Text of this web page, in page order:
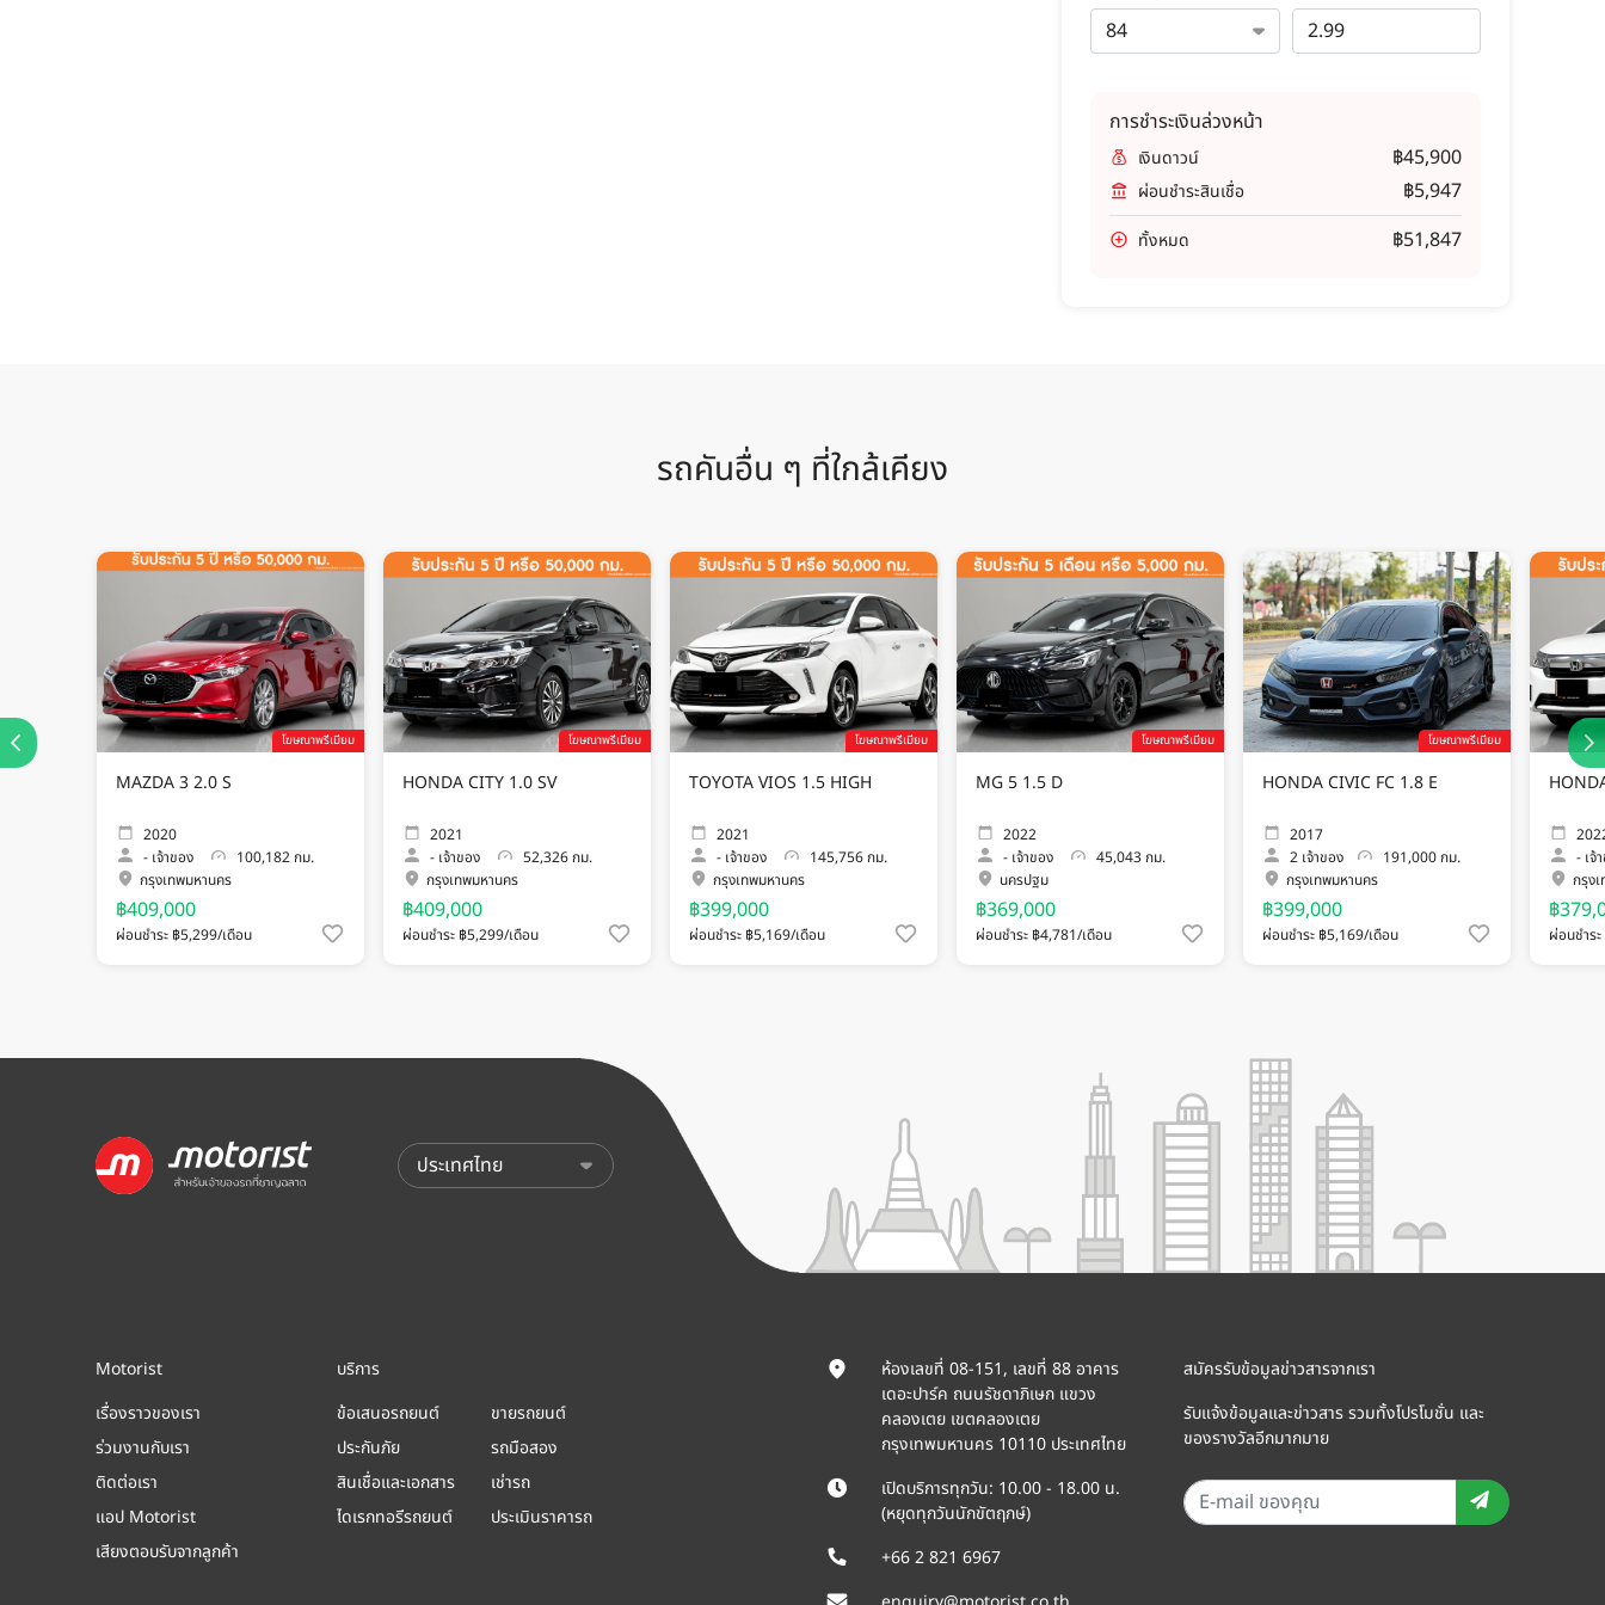
การชำระเงินล่วงหน้า
เงินดาวน์ ฿45,900
ผ่อนชำระสินเชื่อ ฿5,947
ทั้งหมด ฿51,847
รถคันอื่น ๆ ที่ใกล้เคียง
โฆษณาพรีเมียม
MAZDA 3 2.0 S
2020
- เจ้าของ
100,182 กม.
กรุงเทพมหานคร
฿409,000
ผ่อนชำระ ฿5,299/เดือน
โฆษณาพรีเมียม
HONDA CITY 1.0 SV
2021
- เจ้าของ
52,326 กม.
กรุงเทพมหานคร
฿409,000
ผ่อนชำระ ฿5,299/เดือน
โฆษณาพรีเมียม
TOYOTA VIOS 1.5 HIGH
2021
- เจ้าของ
145,756 กม.
กรุงเทพมหานคร
฿399,000
ผ่อนชำระ ฿5,169/เดือน
โฆษณาพรีเมียม
MG 5 1.5 D
2022
- เจ้าของ
45,043 กม.
นครปฐม
฿369,000
ผ่อนชำระ ฿4,781/เดือน
โฆษณาพรีเมียม
HONDA CIVIC FC 1.8 E
2017
2 เจ้าของ
191,000 กม.
กรุงเทพมหานคร
฿399,000
ผ่อนชำระ ฿5,169/เดือน
- เจ้
กรุง
฿
ผ่อนชำร
Motorist
เรื่องราวของเรา
ร่วมงานกับเรา
ติดต่อเรา
แอป Motorist
เสียงตอบรับจากลูกค้า
บริการ
ข้อเสนอรถยนต์
ประกันภัย
สินเชื่อและเอกสาร
ไดเรกทอรีรถยนต์
ขายรถยนต์
รถมือสอง
เช่ารถ
ประเมินราคารถ
ห้องเลขที่ 08-151, เลขที่ 88 อาคาร
เดอะปาร์ค ถนนรัชดาภิเษก แขวง
คลองเตย เขตคลองเตย
กรุงเทพมหานคร 10110 ประเทศไทย
เปิดบริการทุกวัน: 10.00 - 18.00 น.
(หยุดทุกวันนักขัตฤกษ์)
+66 2 821 6967
สมัครรับข้อมูลข่าวสารจากเรา
รับแจ้งข้อมูลและข่าวสาร รวมทั้งโปรโมชั่น และ
ของรางวัลอีกมากมาย